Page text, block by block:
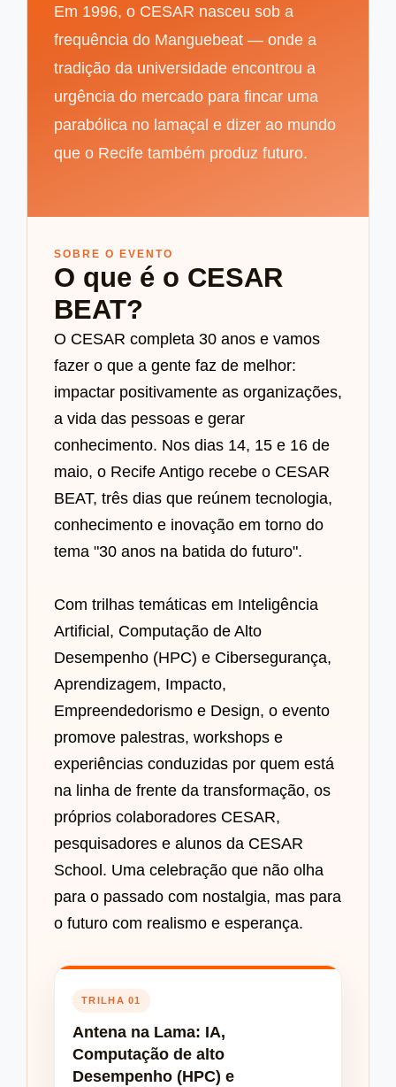
Em 1996, o CESAR nasceu sob a
frequência do Manguebeat — onde a
tradição da universidade encontrou a
urgência do mercado para fincar uma
parabólica no lamaçal e dizer ao mundo
que o Recife também produz futuro.
SOBRE O EVENTO
O que é o CESAR
BEAT?
O CESAR completa 30 anos e vamos
fazer o que a gente faz de melhor:
impactar positivamente as organizações,
a vida das pessoas e gerar
conhecimento. Nos dias 14, 15 e 16 de
maio, o Recife Antigo recebe o CESAR
BEAT, três dias que reúnem tecnologia,
conhecimento e inovação em torno do
tema "30 anos na batida do futuro".
Com trilhas temáticas em Inteligência
Artificial, Computação de Alto
Desempenho (HPC) e Cibersegurança,
Aprendizagem, Impacto,
Empreendedorismo e Design, o evento
promove palestras, workshops e
experiências conduzidas por quem está
na linha de frente da transformação, os
próprios colaboradores CESAR,
pesquisadores e alunos da CESAR
School. Uma celebração que não olha
para o passado com nostalgia, mas para
o futuro com realismo e esperança.
TRILHA 01
Antena na Lama: IA,
Computação de alto
Desempenho (HPC) e